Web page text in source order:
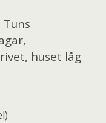
huset låg